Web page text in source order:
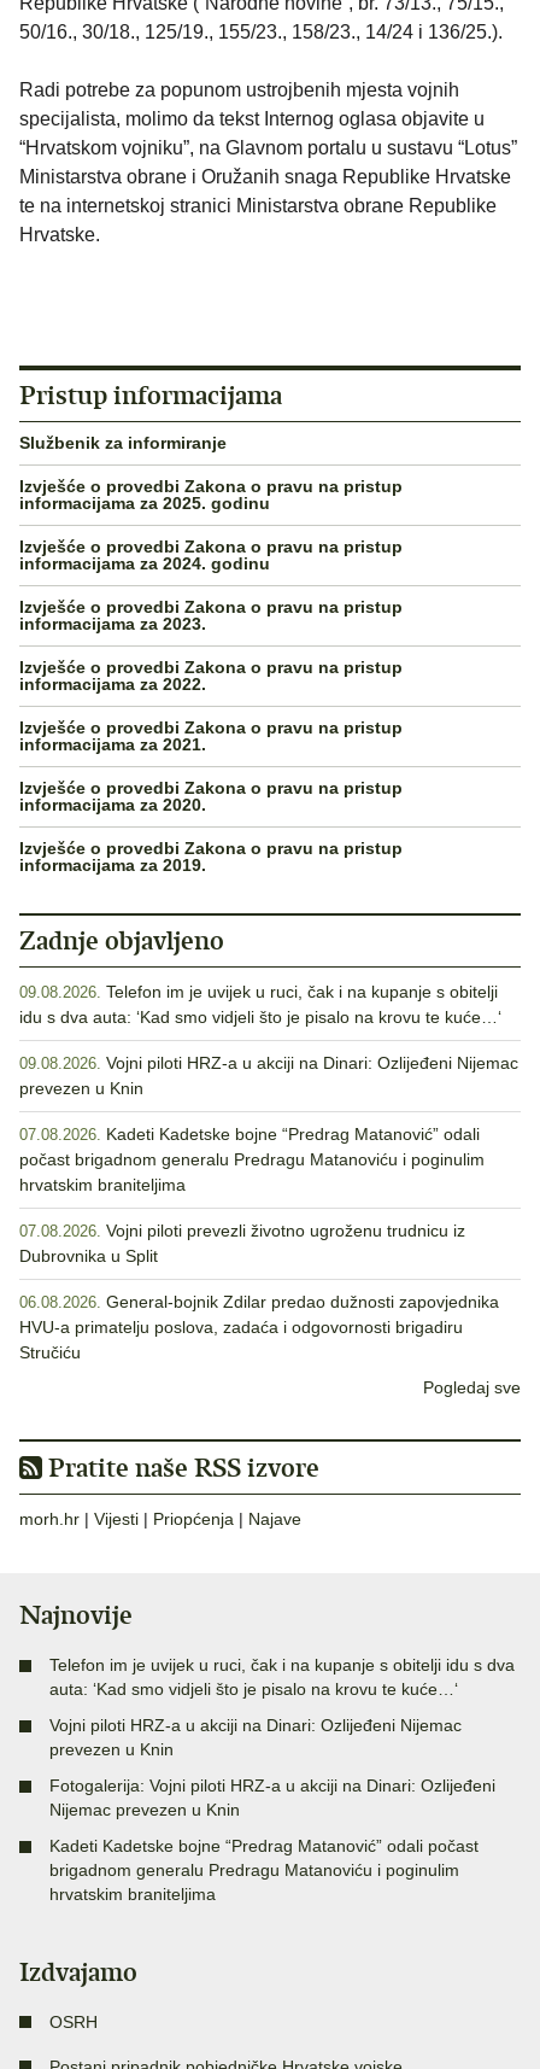
50/16., 30/18., 125/19., 155/23., 158/23., 14/24 i 136/25.).
Radi potrebe za popunom ustrojbenih mjesta vojnih
specijalista, molimo da tekst Internog oglasa objavite u
“Hrvatskom vojniku”, na Glavnom portalu u sustavu “Lotus”
Ministarstva obrane i Oružanih snaga Republike Hrvatske
te na internetskoj stranici Ministarstva obrane Republike
Hrvatske.
Pristup informacijama
Službenik za informiranje
Izvješće o provedbi Zakona o pravu na pristup
informacijama za 2025. godinu
Izvješće o provedbi Zakona o pravu na pristup
informacijama za 2024. godinu
Izvješće o provedbi Zakona o pravu na pristup
informacijama za 2023.
Izvješće o provedbi Zakona o pravu na pristup
informacijama za 2022.
Izvješće o provedbi Zakona o pravu na pristup
informacijama za 2021.
Izvješće o provedbi Zakona o pravu na pristup
informacijama za 2020.
Izvješće o provedbi Zakona o pravu na pristup
informacijama za 2019.
Zadnje objavljeno
09.08.2026. Telefon im je uvijek u ruci, čak i na kupanje s obitelji
idu s dva auta: ‘Kad smo vidjeli što je pisalo na krovu te kuće…‘
09.08.2026. Vojni piloti HRZ-a u akciji na Dinari: Ozlijeđeni Nijemac
prevezen u Knin
07.08.2026.
Kadeti Kadetske bojne “Predrag Matanović” odali
počast brigadnom generalu Predragu Matanoviću i poginulim
hrvatskim braniteljima
07.08.2026. Vojni piloti prevezli životno ugroženu trudnicu iz
Dubrovnika u Split
06.08.2026. General-bojnik Zdilar predao dužnosti zapovjednika
HVU-a primatelju poslova, zadaća i odgovornosti brigadiru
Stručiću
Pogledaj sve
Pratite naše RSS izvore
morh.hr | Vijesti | Priopćenja | Najave
Najnovije
Telefon im je uvijek u ruci, čak i na kupanje s obitelji idu s dva
auta: ‘Kad smo vidjeli što je pisalo na krovu te kuće…‘
Vojni piloti HRZ-a u akciji na Dinari: Ozlijeđeni Nijemac
prevezen u Knin
Fotogalerija: Vojni piloti HRZ-a u akciji na Dinari: Ozlijeđeni
Nijemac prevezen u Knin
Kadeti Kadetske bojne “Predrag Matanović” odali počast
brigadnom generalu Predragu Matanoviću i poginulim
hrvatskim braniteljima
Izdvajamo
OSRH